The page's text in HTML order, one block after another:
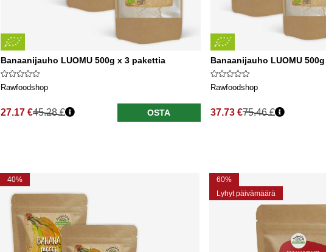
Banaanijauho LUOMU 500g x 3 pakettia
Rawfoodshop
27.17 €45.28 € OSTA
Banaanijauho LUOMU
Rawfoodshop
37.73 €75.46 €
40%
60%
Lyhyt päivämäärä